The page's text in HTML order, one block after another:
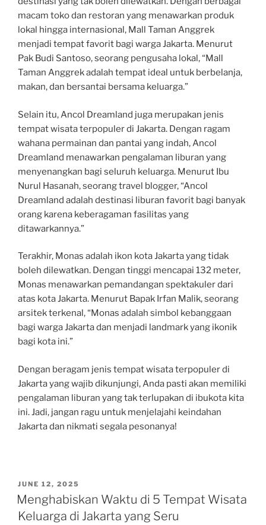
macam toko dan restoran yang menawarkan produk
lokal hingga internasional, Mall Taman Anggrek
menjadi tempat favorit bagi warga Jakarta. Menurut
Pak Budi Santoso, seorang pengusaha lokal, “Mall
Taman Anggrek adalah tempat ideal untuk berbelanja,
makan, dan bersantai bersama keluarga.”
Selain itu, Ancol Dreamland juga merupakan jenis
tempat wisata terpopuler di Jakarta. Dengan ragam
wahana permainan dan pantai yang indah, Ancol
Dreamland menawarkan pengalaman liburan yang
menyenangkan bagi seluruh keluarga. Menurut Ibu
Nurul Hasanah, seorang travel blogger, “Ancol
Dreamland adalah destinasi liburan favorit bagi banyak
orang karena keberagaman fasilitas yang
ditawarkannya.”
Terakhir, Monas adalah ikon kota Jakarta yang tidak
boleh dilewatkan. Dengan tinggi mencapai 132 meter,
Monas menawarkan pemandangan spektakuler dari
atas kota Jakarta. Menurut Bapak Irfan Malik, seorang
arsitek terkenal, “Monas adalah simbol kebanggaan
bagi warga Jakarta dan menjadi landmark yang ikonik
bagi kota ini.”
Dengan beragam jenis tempat wisata terpopuler di
Jakarta yang wajib dikunjungi, Anda pasti akan memiliki
pengalaman liburan yang tak terlupakan di ibukota kita
ini. Jadi, jangan ragu untuk menjelajahi keindahan
Jakarta dan nikmati segala pesonanya!
POSTED
ON
JUNE 12, 2025
Menghabiskan Waktu di 5 Tempat Wisata
Keluarga di Jakarta yang Seru